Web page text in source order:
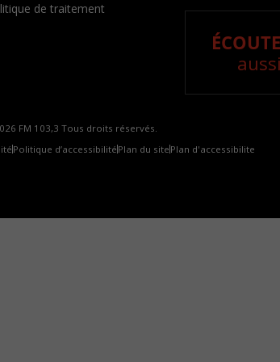
de traitement
FM 103,3 Tous droits réservés.
Politique d’accessibilité Plan du site Plan d'accessibilite